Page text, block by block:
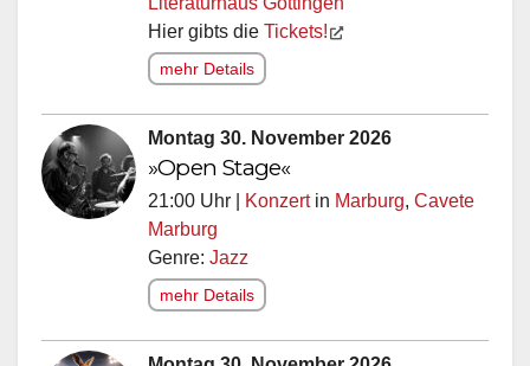
Hier gibts die Tickets!
mehr Details
Montag 30. November 2026
»Open Stage«
21:00 Uhr | Konzertin Marburg, Cavete
Marburg
Genre: Jazz
mehr Details